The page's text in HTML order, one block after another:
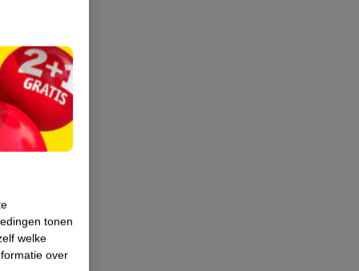
tonen
welke
over